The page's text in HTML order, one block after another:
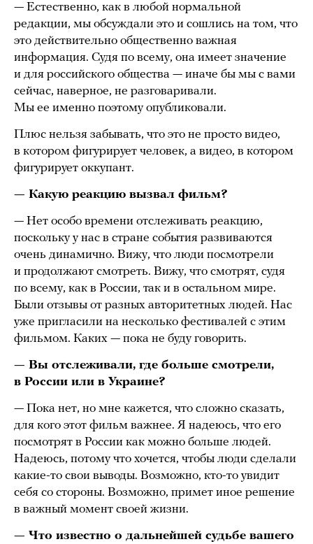
— Естественно, как в любой нормальной
редакции, мы обсуждали это и сошлись на том, что
это действительно общественно важная
информация. Судя по всему, она имеет значение
и для российского общества — иначе бы мы с вами
сейчас, наверное, не разговаривали.
Мы ее именно поэтому опубликовали.
Плюс нельзя забывать, что это не просто видео,
в котором фигурирует человек, а видео, в котором
фигурирует оккупант.
— Какую реакцию вызвал фильм?
— Нет особо времени отслеживать реакцию,
поскольку у нас в стране события развиваются
очень динамично. Вижу, что люди посмотрели
и продолжают смотреть. Вижу, что смотрят, судя
по всему, как в России, так и в остальном мире.
Были отзывы от разных авторитетных людей. Нас
уже пригласили на несколько фестивалей с этим
фильмом. Каких — пока не буду говорить.
— Вы отслеживали, где больше смотрели,
в России или в Украине?
— Пока нет, но мне кажется, что сложно сказать,
для кого этот фильм важнее. Я надеюсь, что его
посмотрят в России как можно больше людей.
Надеюсь, потому что хочется, чтобы люди сделали
какие-то свои выводы. Возможно, кто-то увидит
себя со стороны. Возможно, примет иное решение
в важный момент своей жизни.
— Что известно о дальнейшей судьбе вашего